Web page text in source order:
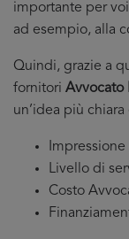
importante per
ad esempio, alla
Quindi, grazie a
fornitori Avvocato
un’idea più
Livello di
Costo